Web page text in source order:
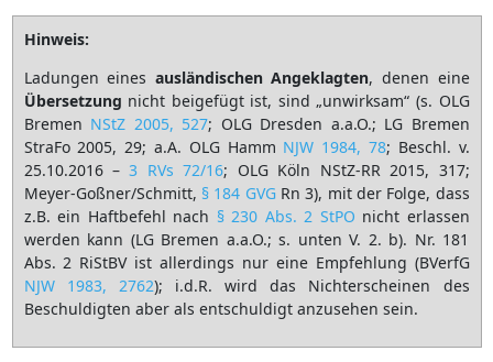
Hinweis:
Ladungen eines ausländischen Angeklagten, denen eine
Übersetzung nicht beigefügt ist, sind „unwirksam“ (s. OLG
Bremen NStZ 2005, 527; OLG Dresden a.a.O.; LG Bremen
StraFo 2005, 29; a.A. OLG Hamm NJW 1984, 78; Beschl. v.
25.10.2016 –3 RVs 72/16; OLG Köln NStZ-RR 2015, 317;
Meyer-Goßner/Schmitt, § 184 GVGRn 3), mit der Folge, dass
z.B. ein Haftbefehl nach § 230 Abs. 2 StPO nicht erlassen
werden kann (LG Bremen a.a.O.; s. unten V. 2. b). Nr. 181
Abs. 2 RiStBV ist allerdings nur eine Empfehlung (BVerfG
NJW 1983, 2762); i.d.R. wird das Nichterscheinen des
Beschuldigten aber als entschuldigt anzusehen sein.